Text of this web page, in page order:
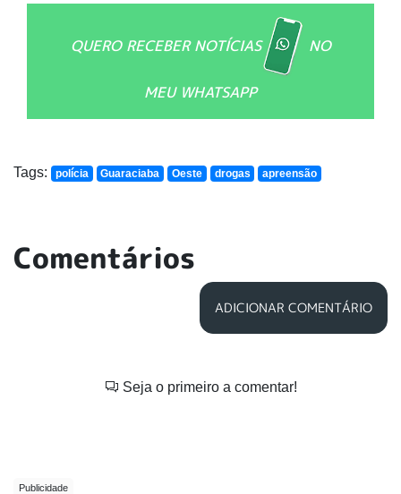
QUERO RECEBER NOTÍCIAS NO
MEU WHATSAPP
Tags: polícia Guaraciaba Oeste drogas apreensão
Comentários
ADICIONAR COMENTÁRIO
Seja o primeiro a comentar!